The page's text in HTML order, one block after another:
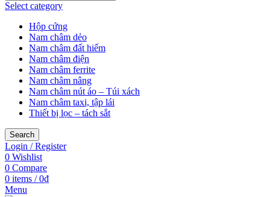
Select category
Hộp cứng
Nam châm dẻo
Nam châm đất hiếm
Nam châm điện
Nam châm ferrite
Nam châm nâng
Nam châm nút áo – Túi xách
Nam châm taxi, tập lái
Thiết bị lọc – tách sắt
Search
Login / Register
0 Wishlist
0 Compare
0 items / 0₫
Menu